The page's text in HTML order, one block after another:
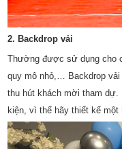
2. Backdrop vải
Thường được sử dụng cho
quy mô nhỏ,… Backdrop
thu hút khách mời tham
kiện, vì thế hãy thiết kế một